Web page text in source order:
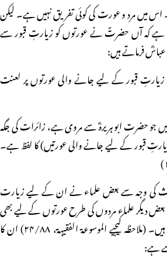
میں مرد و عورت کی کوئی تفریق نہیں ہے۔ لیکن
ہے کہ آں حضرتؐ نے عورتوں کو زیارتِ قبور سے
فرماتے ہیں:
قبور کے لیے جانے والی عورتوں پر لعنت
جو حضرت ابو ہریرہؓ سے مروی ہے، زائرات کی جگہ
قبور کے لیے جانے والی عورتیں) کا لفظ ہے۔
کی وجہ سے بعض علماء نے ان کے لیے زیارت
بعض دیگر علماء مردوں کی طرح عورتوں کے لیے بھی
زیارتِ قبور کی اجازت دیتے ہیں۔ (ملاحظہ کیجیے الموسوعۃ الفقیہۃ، ۲۴/۸۸) ان کا
ہے: